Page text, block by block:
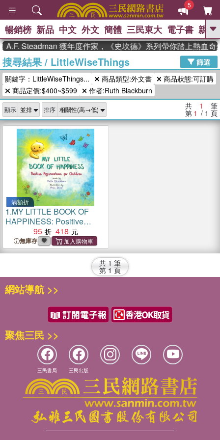
5
GO
熱搜： 東野圭吾 The Odyssey 、
父親節 、 如果歷史是一群喵 、 暑期
推薦 、 國際布克獎 臺灣漫遊錄 、 方
念華 、 台灣的李登輝時代
孩：黎曼猜想 、 偉大的迷走神經
暢銷榜 新品 中文 外文 簡體 三民東大 電子書 親子
Steadman 獲年度作家，《史坎德》系列帶你踏上熱血奇
搜尋結果/ LittleWiseThings
篩選
關鍵字：LittleWiseThings...
商品類型:外文書
商品狀態:可訂購
商品定價:$400~$599
作者:Ruth Blackburn
顯示 排序 共 1 筆
第 1 / 1 頁
滿額折
1.MY LITTLE BOOK OF
HAPPINESS: Positive
Affirmations for Children
95 418
無庫存
共 1 筆
第 1 頁
網站導航 >>
聚焦三民 >>
三民書局 三民出版